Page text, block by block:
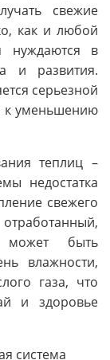
свежие
как и любой
нуждаются в
и развития.
серьезной
к уменьшению
теплиц –
недостатка
свежего
может быть
влажности,
газа, что
и здоровье
система